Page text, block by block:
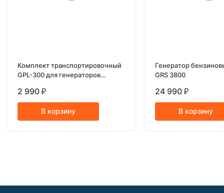
Комплект транспортировочный
GPL-300 для генераторов
2 990 ₽
В корзину
Генератор
GRS 3800
24 990 ₽
В корзину